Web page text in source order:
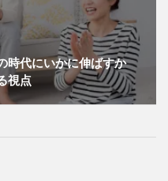
の時代にいかに伸ばすか
視点